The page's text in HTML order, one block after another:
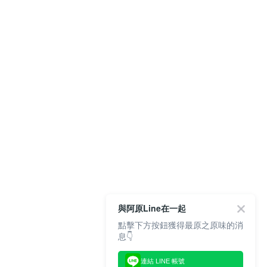
與阿原Line在一起
點擊下方按鈕獲得最原之原味的消
息👇
連結 LINE 帳號